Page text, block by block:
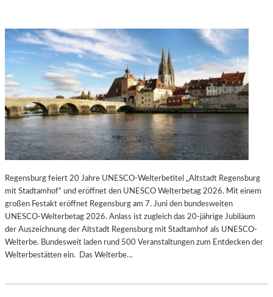
Regensburg feiert 20 Jahre UNESCO-Welterbetitel „Altstadt Regensburg
mit Stadtamhof“ und eröffnet den UNESCO Welterbetag 2026. Mit einem
großen Festakt eröffnet Regensburg am 7. Juni den bundesweiten
UNESCO-Welterbetag 2026. Anlass ist zugleich das 20-jährige Jubiläum
der Auszeichnung der Altstadt Regensburg mit Stadtamhof als UNESCO-
Welterbe. Bundesweit laden rund 500 Veranstaltungen zum Entdecken der
Welterbestätten ein. Das Welterbe…